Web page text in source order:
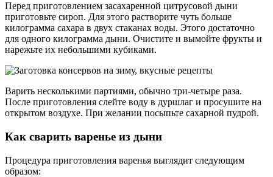
Перед приготовлением засахаренной цитрусовой дыни
приготовьте сироп. Для этого растворите чуть больше
килограмма сахара в двух стаканах воды. Этого достаточно
для одного килограмма дыни. Очистите и вымойте фрукты и
нарежьте их небольшими кубиками.
Варить несколькими партиями, обычно три-четыре раза.
После приготовления слейте воду в дуршлаг и просушите на
открытом воздухе. При желании посыпьте сахарной пудрой.
Как сварить варенье из дыни
Процедура приготовления варенья выглядит следующим
образом: